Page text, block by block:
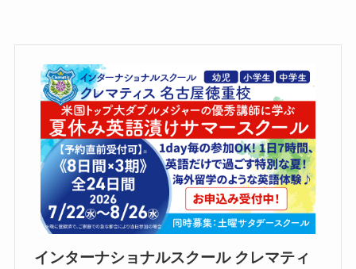
インターナショナルスクール クレマティ